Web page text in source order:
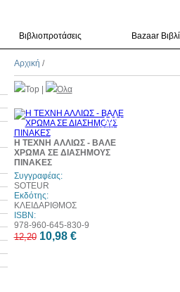
Βιβλιοπροτάσεις Bazaar
Αρχική /
Top Όλα
10%
έκπτωση
Η ΤΕΧΝΗ ΑΛΛΙΩΣ - ΒΑΛΕ
ΧΡΩΜΑ ΣΕ ΔΙΑΣΗΜΟΥΣ
ΠΙΝΑΚΕΣ
Συγγραφέας:
SOTEUR
Εκδότης:
ΚΛΕΙΔΑΡΙΘΜΟΣ
ISBN:
978-960-645-830-9
12,20 10,98 €